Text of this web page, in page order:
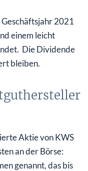
2021
einem leicht
Die Dividende
bleiben.
Aktie von KWS
an der Börse:
genannt, das bis